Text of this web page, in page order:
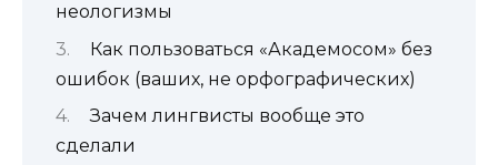
неологизмы
Как пользоваться «Академосом» без
ошибок (ваших, не орфографических)
Зачем лингвисты вообще это
сделали